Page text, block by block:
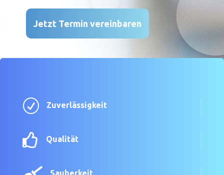
Jetzt Termin vereinbaren
R Zuverlässigkeit
 Qualität